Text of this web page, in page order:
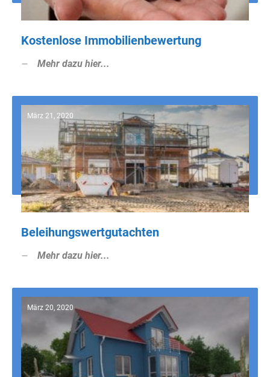
Kostenlose Immobilienbewertung
Mehr dazu hier...
März 21, 2020
Beleihungswertgutachten
Mehr dazu hier...
März 20, 2020